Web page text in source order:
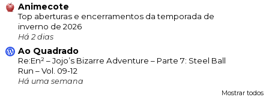
Animecote
Top aberturas e encerramentos da temporada de
inverno de 2026
Há 2 dias
Ao Quadrado
Re:En² – Jojo’s Bizarre Adventure – Parte 7: Steel Ball
Run – Vol. 09-12
Há uma semana
Mostrar todos